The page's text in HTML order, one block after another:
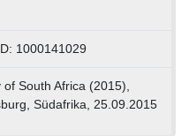
1000141029
of South Africa (2015),
Südafrika, 25.09.2015